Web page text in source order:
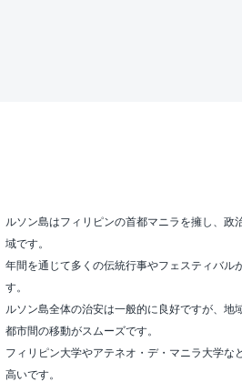
ルソン島はフィリピンの首都マニラを擁し、
域です。
年間を通じて多くの伝統行事やフェスティバル
す。
ルソン島全体の治安は一般的に良好ですが、
都市間の移動がスムーズです。
フィリピン大学やアテネオ・デ・マニラ大学な
高いです。